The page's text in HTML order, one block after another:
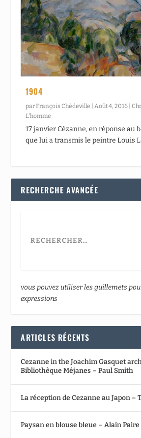
1904
par François Chédeville Août 4, 2016 |
L’homme
17 janvier Cézanne, en réponse au
que lui a transmis le peintre Louis
RECHERCHE AVANCÉE
vous pouvez utiliser les guillemets
expressions
ARTICLES RÉCENTS
Cezanne in the Joachim Gasquet
Bibliothèque Méjanes – Paul Smith
La réception de Cezanne au Japon –
Paysan en blouse bleue – Alain Paire